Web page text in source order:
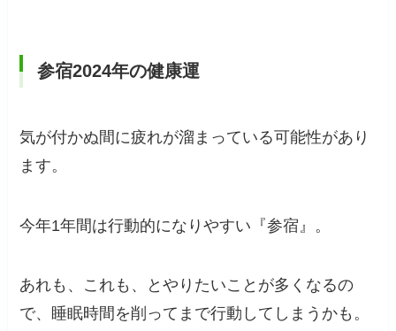
参宿2024年の健康運
気が付かぬ間に疲れが溜まっている可能性があり
ます。
今年1年間は行動的になりやすい『参宿』。
あれも、これも、とやりたいことが多くなるの
で、睡眠時間を削ってまで行動してしまうかも。